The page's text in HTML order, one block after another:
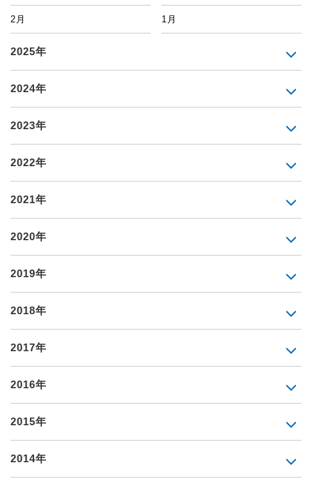
2月 1月
2025年
2024年
2023年
2022年
2021年
2020年
2019年
2018年
2017年
2016年
2015年
2014年